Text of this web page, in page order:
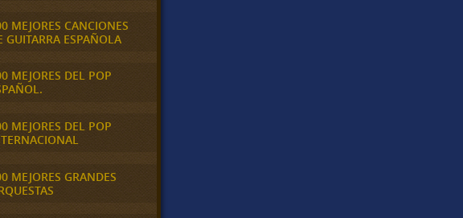
MEJORES CANCIONES
GUITARRA ESPAÑOLA
MEJORES DEL POP
MEJORES DEL POP
MEJORES GRANDES